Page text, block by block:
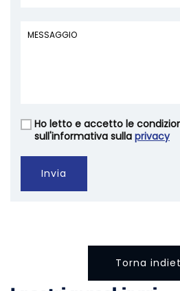
VuotoHo letto e accetto le
sull'informativa sulla privacy
Invia
Torna